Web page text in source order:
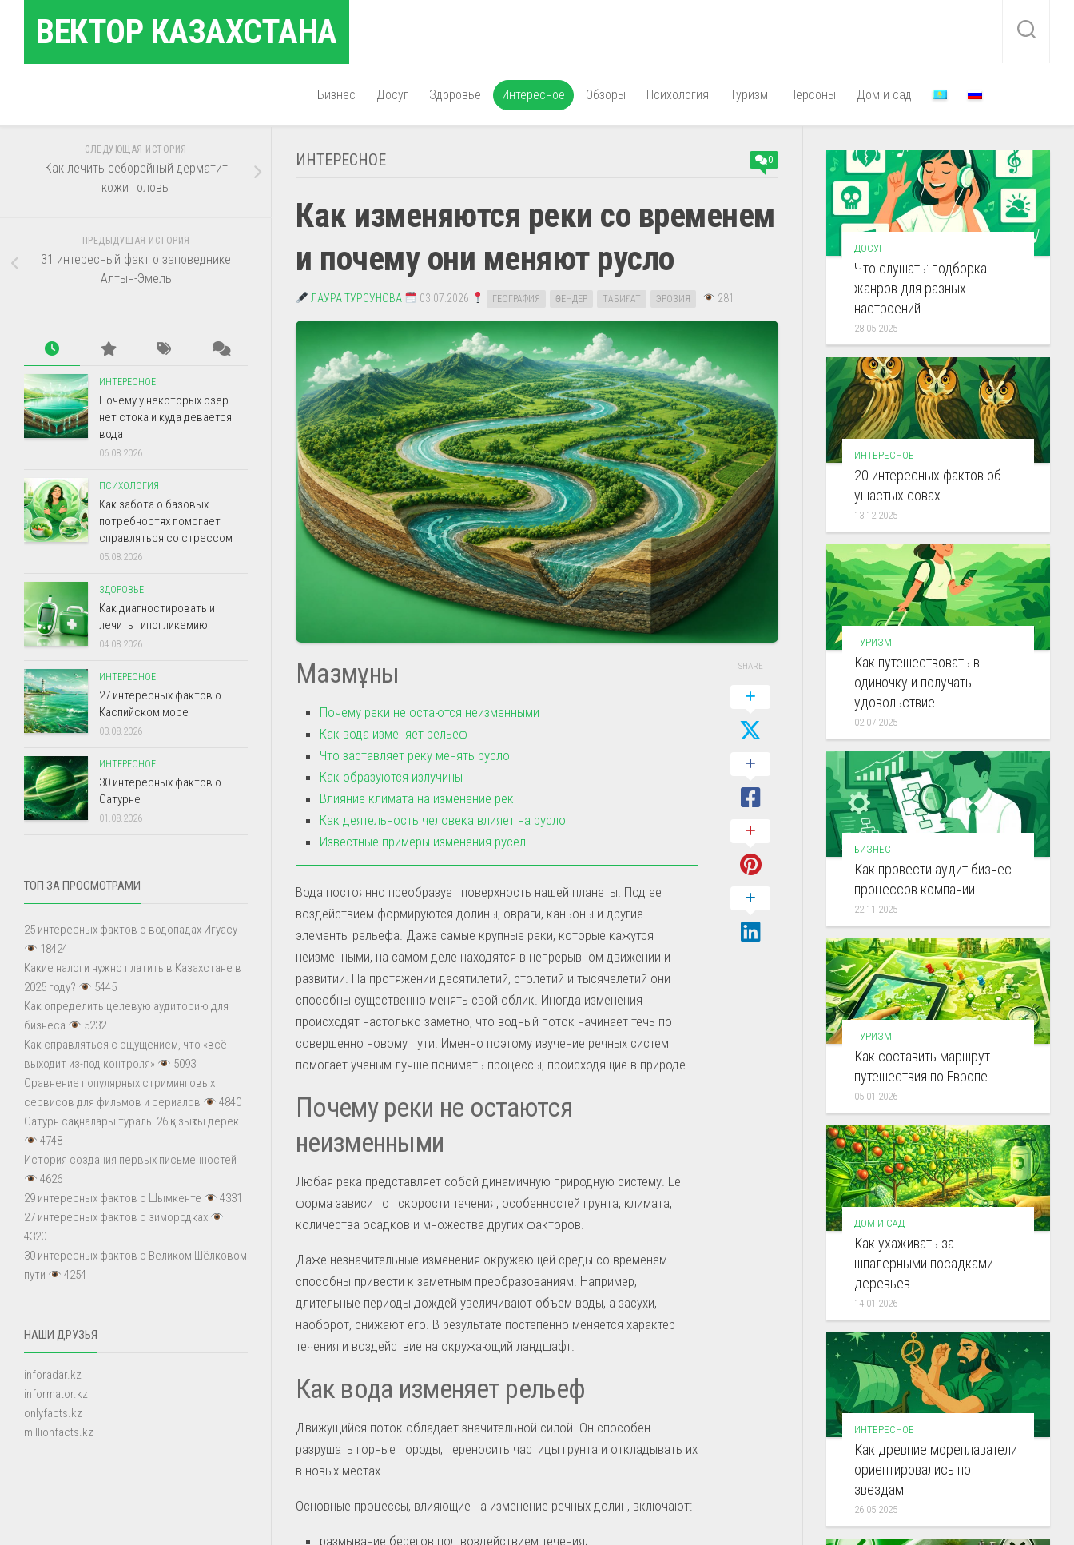
содержаниюВЕКТОР КАЗАХСТАНА
Бизнес Досуг Здоровье Интересное Обзоры Психология Туризм Персоны Дом и сад
ИНТЕРЕСНОЕ 0
Как изменяются реки со временем
и почему они меняют русло
ЛАУРА ТУРСУНОВА 03.07.2026 ГЕОГРАФИЯ ӨЗЕНДЕР ТАБИҒАТ ЭРОЗИЯ 281
Мазмұны
Почему реки не остаются неизменными
Как вода изменяет рельеф
Что заставляет реку менять русло
Как образуются излучины
Влияние климата на изменение рек
Как деятельность человека влияет на русло
Известные примеры изменения русел
Вода постоянно преобразует поверхность нашей планеты. Под ее
воздействием формируются долины, овраги, каньоны и другие
элементы рельефа. Даже самые крупные реки, которые кажутся
неизменными, на самом деле находятся в непрерывном движении и
развитии. На протяжении десятилетий, столетий и тысячелетий они
способны существенно менять свой облик. Иногда изменения
происходят настолько заметно, что водный поток начинает течь по
совершенно новому пути. Именно поэтому изучение речных систем
помогает ученым лучше понимать процессы, происходящие в природе.
Почему реки не остаются
неизменными
Любая река представляет собой динамичную природную систему. Ее
форма зависит от скорости течения, особенностей грунта, климата,
количества осадков и множества других факторов.
Даже незначительные изменения окружающей среды со временем
способны привести к заметным преобразованиям. Например,
длительные периоды дождей увеличивают объем воды, а засухи,
наоборот, снижают его. В результате постепенно меняется характер
течения и воздействие на окружающий ландшафт.
Как вода изменяет рельеф
Движущийся поток обладает значительной силой. Он способен
разрушать горные породы, переносить частицы грунта и откладывать их
в новых местах.
Основные процессы, влияющие на изменение речных долин, включают:
размывание берегов под воздействием течения;
SHARE
СЛЕДУЮЩАЯ ИСТОРИЯ
Как лечить себорейный дерматит
кожи головы
ПРЕДЫДУЩАЯ ИСТОРИЯ
31 интересный факт о заповеднике
Алтын-Эмель
ИНТЕРЕСНОЕ
Почему у некоторых озёр
нет стока и куда девается
вода
06.08.2026
ПСИХОЛОГИЯ
Как забота о базовых
потребностях помогает
справляться со стрессом
05.08.2026
ЗДОРОВЬЕ
Как диагностировать и
лечить гипогликемию
04.08.2026
ИНТЕРЕСНОЕ
27 интересных фактов о
Каспийском море
03.08.2026
ИНТЕРЕСНОЕ
30 интересных фактов о
Сатурне
01.08.2026
ТОП ЗА ПРОСМОТРАМИ
25 интересных фактов о водопадах Игуасу
18424
Какие налоги нужно платить в Казахстане в
2025 году?
5445
Как определить целевую аудиторию для
бизнеса
5232
Как справляться с ощущением, что «всё
выходит из-под контроля»
5093
Сравнение популярных стриминговых
сервисов для фильмов и сериалов
4840
Сатурн сақиналары туралы 26 қызықты дерек
4748
История создания первых письменностей
4626
29 интересных фактов о Шымкенте
4331
27 интересных фактов о зимородках
4320
30 интересных фактов о Великом Шёлковом
пути
4254
НАШИ ДРУЗЬЯ
inforadar.kz
informator.kz
onlyfacts.kz
millionfacts.kz
ДОСУГ
Что слушать: подборка
жанров для разных
настроений
28.05.2025
ИНТЕРЕСНОЕ
20 интересных фактов об
ушастых совах
13.12.2025
ТУРИЗМ
Как путешествовать в
одиночку и получать
удовольствие
02.07.2025
БИЗНЕС
Как провести аудит бизнес-
процессов компании
22.11.2025
ТУРИЗМ
Как составить маршрут
путешествия по Европе
05.01.2026
ДОМ И САД
Как ухаживать за
шпалерными посадками
деревьев
14.01.2026
ИНТЕРЕСНОЕ
Как древние мореплаватели
ориентировались по
звездам
26.05.2025